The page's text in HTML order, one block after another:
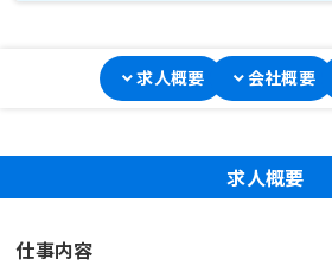
求人概要 会社概要
求人概要
仕事内容